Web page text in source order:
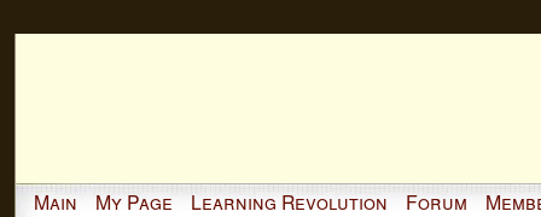
Main My Page Learning Revolution Forum